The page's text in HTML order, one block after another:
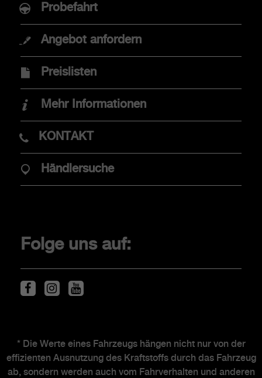
KAUFBERATUNG
Angebote
Finanzdienstleistungen
Elektromobilität
ABARTHISTI
Service & Zubehör
Fahrzeugentsorgung
Newsletter
Händlersuche
Probefahrt
Angebot anfordern
Preislisten
Mehr Informationen
KONTAKT
Händlersuche
Folge uns auf:
* Die Werte eines Fahrzeugs hängen nicht nur von der
effizienten Ausnutzung des Kraftstoffs durch das Fahrzeug
ab, sondern werden auch vom Fahrverhalten und anderen